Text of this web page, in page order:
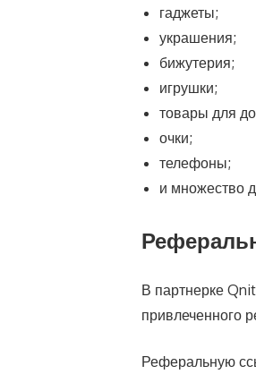
гаджеты;
украшения;
бижутерия;
игрушки;
товары для
очки;
телефоны;
и множество
В партнерке
привлеченного
Реферальную